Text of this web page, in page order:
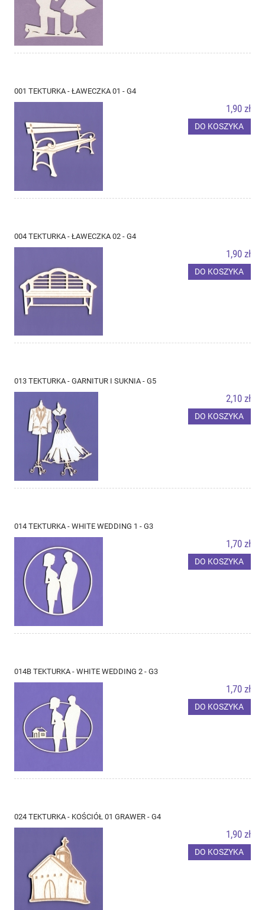
001 TEKTURKA - ŁAWECZKA 01 - G4
1,90 zł
DO KOSZYKA
004 TEKTURKA - ŁAWECZKA 02 - G4
1,90 zł
DO KOSZYKA
013 TEKTURKA - GARNITUR I SUKNIA - G5
2,10 zł
DO KOSZYKA
014 TEKTURKA - WHITE WEDDING 1 - G3
1,70 zł
DO KOSZYKA
014B TEKTURKA - WHITE WEDDING 2 - G3
1,70 zł
DO KOSZYKA
024 TEKTURKA - KOŚCIÓŁ 01 GRAWER - G4
1,90 zł
DO KOSZYKA